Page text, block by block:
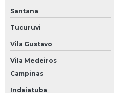
Santana
Tucuruvi
Vila Gustavo
Vila Medeiros
Campinas
Indaiatuba